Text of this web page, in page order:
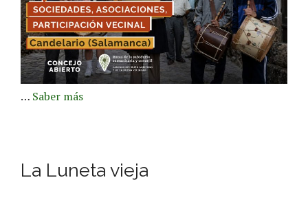
… Saber más
La Luneta vieja